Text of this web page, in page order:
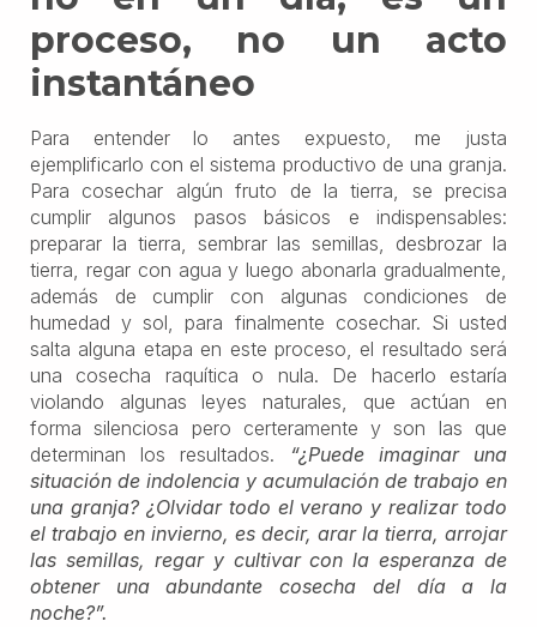
proceso, no un acto
instantáneo
Para entender lo antes expuesto, me justa
ejemplificarlo con el sistema productivo de una granja.
Para cosechar algún fruto de la tierra, se precisa
cumplir algunos pasos básicos e indispensables:
preparar la tierra, sembrar las semillas, desbrozar la
tierra, regar con agua y luego abonarla gradualmente,
además de cumplir con algunas condiciones de
humedad y sol, para finalmente cosechar. Si usted
salta alguna etapa en este proceso, el resultado será
una cosecha raquítica o nula. De hacerlo estaría
violando algunas leyes naturales, que actúan en
forma silenciosa pero certeramente y son las que
determinan los resultados.
“¿Puede imaginar una
situación de indolencia y acumulación de trabajo en
una granja? ¿Olvidar todo el verano y realizar todo
el trabajo en invierno, es decir, arar la tierra, arrojar
las semillas, regar y cultivar con la esperanza de
obtener una abundante cosecha del día a la
noche?”.